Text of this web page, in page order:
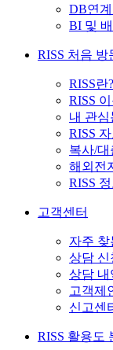
DB연
BI 및
RISS 처음 방
RISS란?
RISS
내 관심
RISS
복사/대
해외전
RISS
고객센터
자주 찾
상담 신
상담 내
고객제
신고센
RISS 활용도